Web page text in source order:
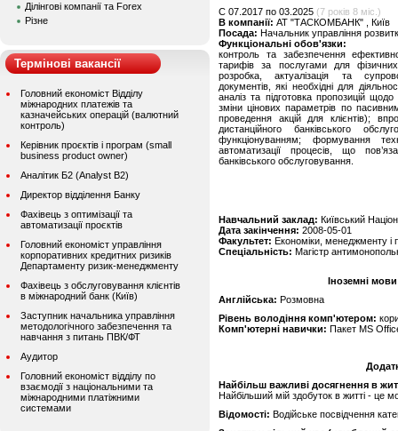
Ділінгові компанії та Forex
Різне
Термінові вакансії
Головний економіст Відділу
міжнародних платежів та
казначейських операцій (валютний
контроль)
Керівник проєктів і програм (small
business product owner)
Аналітик Б2 (Analyst B2)
Директор відділення Банку
Фахівець з оптимізації та
автоматизації проєктів
Головний економіст управління
корпоративних кредитних ризиків
Департаменту ризик-менеджменту
Фахівець з обслуговування клієнтів
в міжнародний банк (Київ)
Заступник начальника управління
методологічного забезпечення та
навчання з питань ПВК/ФТ
Аудитор
Головний економіст відділу по
взаємодії з національними та
міжнародними платіжними
системами
C 07.2017 по 03.2025 (7 років 8 міс.)
В компанії: АТ "ТАСКОМБАНК" , Київ
Посада: Начальник управління
Функціональні обов'язки:
контроль та забезпечення
тарифів за послугами для фізичних
розробка, актуалізація та
документів, які необхідні для
аналіз та підготовка пропозицій
зміни цінових параметрів по
проведення акцій для клієнтів);
дистанційного банківського
функціонуванням; формування
автоматизації процесів, що
банківського обслуговування.
Навчальний заклад: Київський
Дата закінчення: 2008-05-01
Факультет: Економіки, менеджменту і
Спеціальність: Магістр
Іноземні
Англійська: Розмовна
Рівень володіння комп'ютером:
Комп'ютерні навички: Пакет MS
Найбільш важливі досягнення в
Найбільший мій здобуток в житті - це
Відомості: Водійське посвідчення